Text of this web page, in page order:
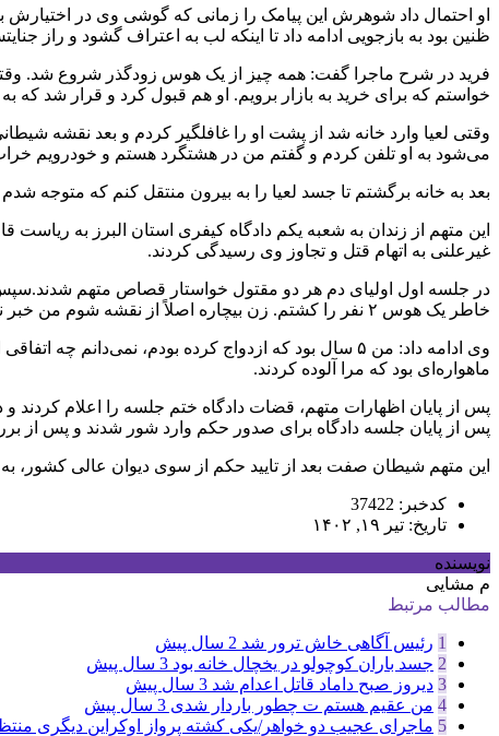
او احتمال داد شوهرش این پیامک را زمانی که گوشی وی در اختیارش
ظنین بود به بازجویی ادامه داد تا اینکه لب به اعتراف گشود و راز
فرید در شرح ماجرا گفت: همه چیز از یک هوس زودگذر شروع شد.
خواستم که برای خرید به بازار برویم. او هم قبول کرد و قرار شد
وقتی لعیا وارد خانه شد از پشت او را غافلگیر کردم و بعد نقشه
می‌شود به او تلفن کردم و گفتم من در هشتگرد هستم و خودرویم خراب شده و نیاز به کمک
بعد به خانه برگشتم تا جسد لعیا را به بیرون منتقل کنم که متوجه
این متهم از زندان به شعبه یکم دادگاه کیفری استان البرز به
غیرعلنی به اتهام قتل و تجاوز وی رسیدگی کردند.
در جلسه اول اولیای دم هر دو مقتول خواستار قصاص متهم
خاطر یک هوس ۲ نفر را کشتم. زن بیچاره اصلاً از نقشه شوم من خبر نداشت. حتی همسرم هم نمی‌دانست که به صورت پیامکی با زن برادرش قرار گذاشته‌ام.
وی ادامه داد: من ۵ سال بود که ازدواج کرده بودم،
ماهواره‌ای بود که مرا آلوده کردند.
پس از پایان اظهارات متهم، قضات دادگاه ختم جلسه را اعلام
پس از پایان جلسه دادگاه برای صدور حکم وارد شور شدند و پس از بررسی پرونده متهم را به ۲
این متهم شیطان صفت بعد از تایید حکم از سوی دیوان عالی کشور،
کدخبر: 37422
تاریخ: تیر ۱۹, ۱۴۰۲
نویسنده
م مشایی
مطالب مرتبط
1 رئیس آگاهی خاش ترور شد 2 سال پیش
2 جسد باران کوچولو در یخچال خانه بود 3 سال پیش
3 دیروز صبح داماد قاتل اعدام شد 3 سال پیش
4 من عقیم هستم ت چطور باردار شدی 3 سال پیش
5 ماجرای عجیب دو خواهر/یکی کشته پرواز اوکراین دیگری